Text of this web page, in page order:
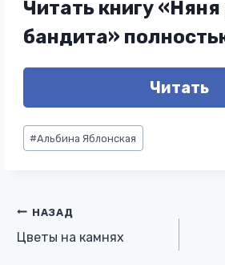
Читать книгу
бандита»
Читать
Метки
записи:
#Альбина Яблонская
Навигация
по
НАЗАД
Цветы на камнях